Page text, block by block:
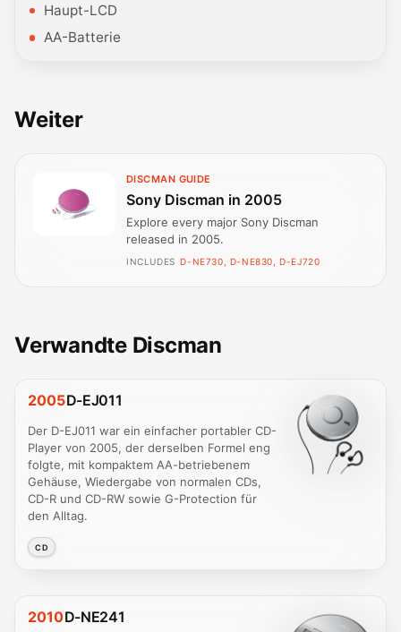
Haupt-LCD
AA-Batterie
Weiter
DISCMAN GUIDE
Sony Discman in 2005
Explore every major Sony Discman
released in 2005.
INCLUDES D-NE730, D-NE830, D-EJ720
Verwandte Discman
2005D-EJ011
Der D-EJ011 war ein einfacher portabler CD-
Player von 2005, der derselben Formel eng
folgte, mit kompaktem AA-betriebenem
Gehäuse, Wiedergabe von normalen CDs,
CD-R und CD-RW sowie G-Protection für
den Alltag.
CD
2010D-NE241